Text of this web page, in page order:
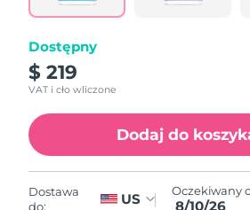
Dostępny
$ 219
VAT i cło wliczone
Dodaj do
Dostawa
do:
US Oczekiwany
8/10/26